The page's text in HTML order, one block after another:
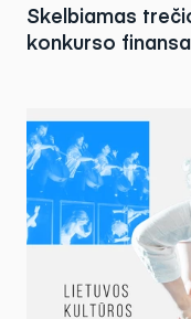
Skelbiamas
konkurso